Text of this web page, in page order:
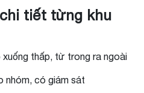
tiết từng khu
thấp, từ trong ra ngoài
nhóm, có giám sát